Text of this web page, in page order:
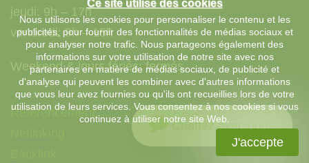
jeudi: 9h – 17h
vendredi: 9h – 15h
Weekend & jours fériés: fermés
Référencement
Chattez avec nous
Ce site utilise des cookies
Nous utilisons les cookies pour personnaliser le contenu et les
publicités, pour fournir des fonctionnalités de médias sociaux et
pour analyser notre trafic. Nous partageons également des
informations sur votre utilisation de notre site avec nos
partenaires en matière de médias sociaux, de publicité et
d'analyse qui peuvent les combiner avec d'autres informations
que vous leur avez fournies ou qu'ils ont recueillies lors de votre
utilisation de leurs services. Vous consentez à nos cookies si vous
continuez à utiliser notre site Web.
J'accepte